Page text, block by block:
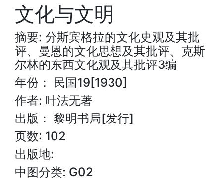
文化与文明
摘要: 分斯宾格拉的文化史观及其批
评、曼恩的文化思想及其批评、克斯
尔林的东西文化观及其批评3编
年份： 民国19[1930]
作者: 叶法无著
出版： 黎明书局[发行]
页数: 102
出版地:
中图分类: G02